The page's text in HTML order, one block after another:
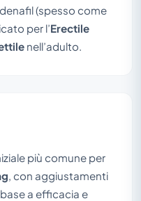
(spesso come
per l’Erectile
nell’adulto.
più comune per
, con aggiustamenti
a efficacia e